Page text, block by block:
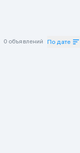
0 объявлений По дате